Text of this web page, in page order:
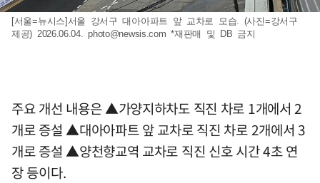
[서울=뉴시스]서울 강서구 대아아파트 앞 교차로 모습. (사진=강서구
제공) 2026.06.04.photo@newsis.com *재판매 및 DB 금지
주요 개선 내용은 ▲가양지하차도 직진 차로 1개에서 2
개로 증설 ▲대아아파트 앞 교차로 직진 차로 2개에서 3
개로 증설 ▲양천향교역 교차로 직진 신호 시간 4초 연
장 등이다.